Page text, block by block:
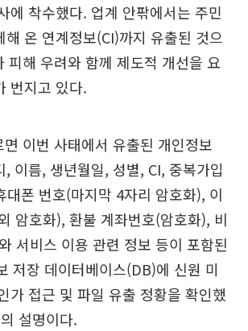
에 착수했다. 업계 안팎에서는 주민
해 온 연계정보(CI)까지 유출된 것으
피해 우려와 함께 제도적 개선을 요
번지고 있다.
이번 사태에서 유출된 개인정보
, 이름, 생년월일, 성별, CI, 중복가입
대폰 번호(마지막 4자리 암호화), 이
암호화), 환불 계좌번호(암호화), 비
서비스 이용 관련 정보 등이 포함된
저장 데이터베이스(DB)에 신원 미
가 접근 및 파일 유출 정황을 확인했
설명이다.